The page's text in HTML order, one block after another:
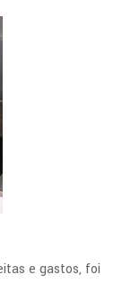
e gastos, foi